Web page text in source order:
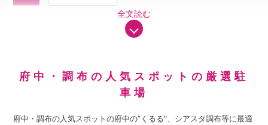
全文読む
府中・調布の人気スポットの厳選駐
車場
府中・調布の人気スポットの府中の”くるる"、シアスタ調布等に最適